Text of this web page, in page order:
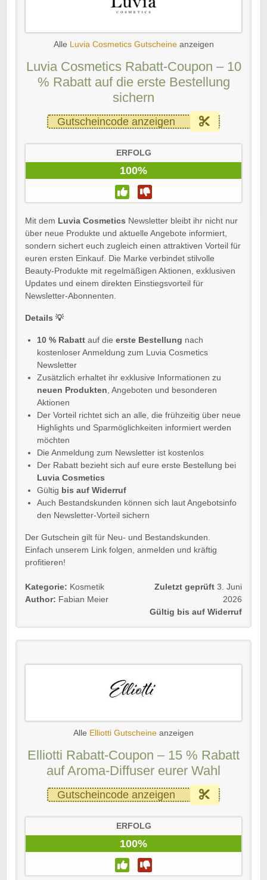
Alle Luvia Cosmetics Gutscheineanzeigen
Luvia Cosmetics Rabatt-Coupon – 10
% Rabatt auf die erste Bestellung
sichern
Gutscheincode anzeigen
ERFOLG
100%
Mit dem Luvia Cosmetics Newsletter bleibt ihr nicht nur
über neue Produkte und aktuelle Angebote informiert,
sondern sichert euch zugleich einen attraktiven Vorteil für
euren ersten Einkauf. Die Marke verbindet stilvolle
Beauty-Produkte mit regelmäßigen Aktionen, exklusiven
Updates und einem direkten Einstiegsvorteil für
Newsletter-Abonnenten.
Details 💡
10 % Rabatt auf die erste Bestellung nach
kostenloser Anmeldung zum Luvia Cosmetics
Newsletter
Zusätzlich erhaltet ihr exklusive Informationen zu
neuen Produkten , Angeboten und besonderen
Aktionen
Der Vorteil richtet sich an alle, die frühzeitig über neue
Highlights und Sparmöglichkeiten informiert werden
möchten
Die Anmeldung zum Newsletter ist kostenlos
Der Rabatt bezieht sich auf eure erste Bestellung bei
Luvia Cosmetics
Gültig bis auf Widerruf
Auch Bestandskunden können sich laut Angebotsinfo
den Newsletter-Vorteil sichern
Der Gutschein gilt für Neu- und Bestandskunden.
Einfach unserem Link folgen, anmelden und kräftig
profitieren!
Kategorie: Kosmetik
Author: Fabian Meier
Zuletzt geprüft 3. Juni
2026
Gültig bis auf Widerruf
Alle Elliotti Gutscheine anzeigen
Elliotti Rabatt-Coupon – 15 % Rabatt
auf Aroma-Diffuser eurer Wahl
Gutscheincode anzeigen
ERFOLG
100%